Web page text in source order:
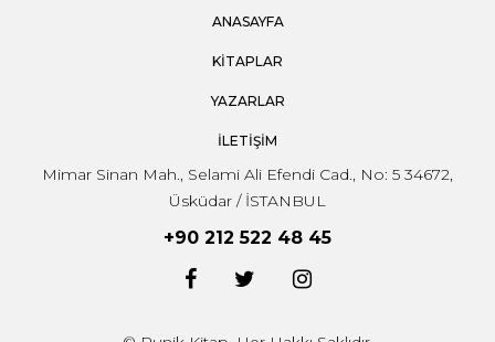
ANASAYFA
KİTAPLAR
YAZARLAR
İLETİŞİM
Mimar Sinan Mah., Selami Ali Efendi Cad., No: 5 34672,
Üsküdar / İSTANBUL
+90 212 522 48 45